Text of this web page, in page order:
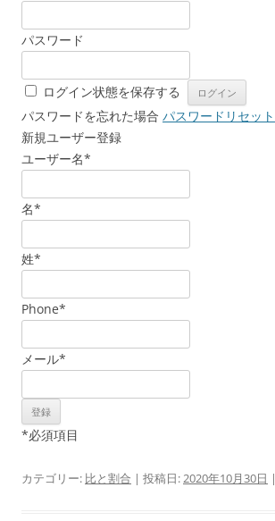
パスワード
ログイン状態を保存する
パスワードを忘れた場合 パスワードリセット
新規ユーザー登録
ユーザー名*
名*
姓*
Phone*
メール*
*必須項目
カテゴリー: 比と割合 | 投稿日:2020年10月30日 |